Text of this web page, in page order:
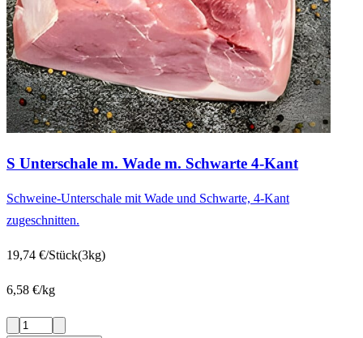
S Unterschale m. Wade m. Schwarte 4-Kant
Schweine-Unterschale mit Wade und Schwarte, 4-Kant
zugeschnitten.
19,74 €/Stück(3kg)
6,58 €/kg